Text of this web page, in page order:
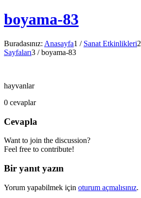
boyama-83
Buradasınız: Anasayfa1 / Sanat Etkinlikleri2
Sayfaları3 / boyama-83
hayvanlar
0 cevaplar
Cevapla
Want to join the discussion?
Feel free to contribute!
Bir yanıt yazın
Yorum yapabilmek için oturum açmalısınız.